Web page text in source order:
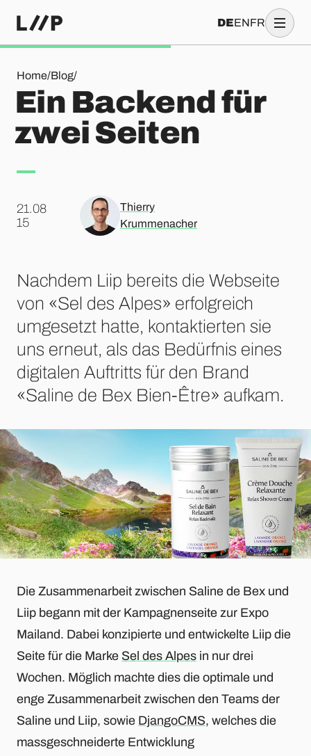
DEENFR
Home/Blog/
Ein Backend für zwei Seiten
Ein Backend für
zwei Seiten
21.08
.15
Thierry
Krummenacher
Nachdem Liip bereits die Webseite
von «Sel des Alpes» erfolgreich
umgesetzt hatte, kontaktierten sie
uns erneut, als das Bedürfnis eines
digitalen Auftritts für den Brand
«Saline de Bex Bien-Être» aufkam.
Die Zusammenarbeit zwischen Saline de Bex und
Liip begann mit der Kampagnenseite zur Expo
Mailand. Dabei konzipierte und entwickelte Liip die
Seite für die Marke Sel des Alpes in nur drei
Wochen. Möglich machte dies die optimale und
enge Zusammenarbeit zwischen den Teams der
Saline und Liip, sowie DjangoCMS, welches die
massgeschneiderte Entwicklung